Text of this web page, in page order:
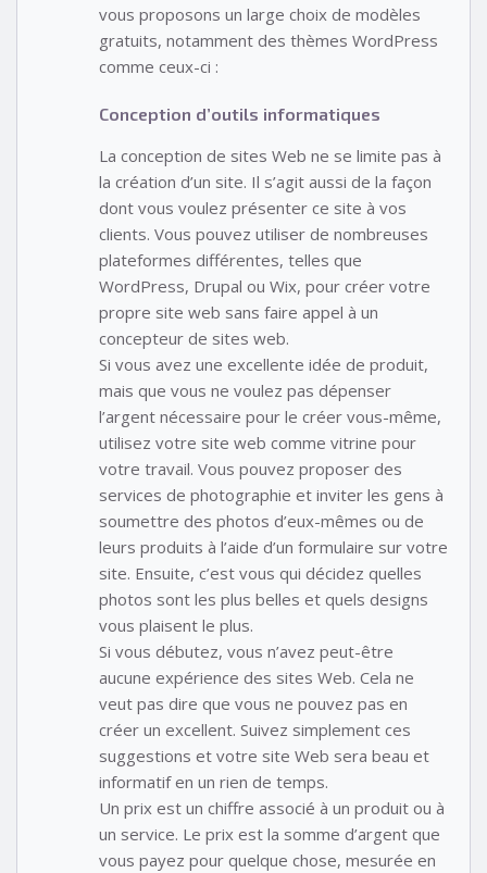
vous proposons un large choix de modèles
gratuits, notamment des thèmes WordPress
comme ceux-ci :
Conception d’outils informatiques
La conception de sites Web ne se limite pas à
la création d’un site. Il s’agit aussi de la façon
dont vous voulez présenter ce site à vos
clients. Vous pouvez utiliser de nombreuses
plateformes différentes, telles que
WordPress, Drupal ou Wix, pour créer votre
propre site web sans faire appel à un
concepteur de sites web.
Si vous avez une excellente idée de produit,
mais que vous ne voulez pas dépenser
l’argent nécessaire pour le créer vous-même,
utilisez votre site web comme vitrine pour
votre travail. Vous pouvez proposer des
services de photographie et inviter les gens à
soumettre des photos d’eux-mêmes ou de
leurs produits à l’aide d’un formulaire sur votre
site. Ensuite, c’est vous qui décidez quelles
photos sont les plus belles et quels designs
vous plaisent le plus.
Si vous débutez, vous n’avez peut-être
aucune expérience des sites Web. Cela ne
veut pas dire que vous ne pouvez pas en
créer un excellent. Suivez simplement ces
suggestions et votre site Web sera beau et
informatif en un rien de temps.
Un prix est un chiffre associé à un produit ou à
un service. Le prix est la somme d’argent que
vous payez pour quelque chose, mesurée en